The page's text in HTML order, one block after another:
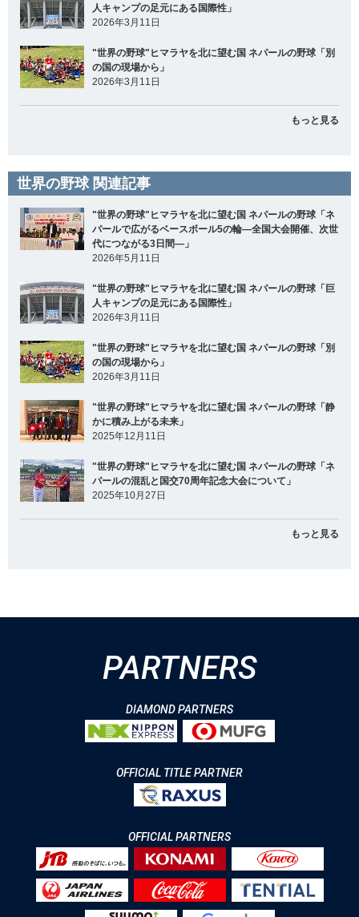
人キャンプの足元にある国際性」
2026年3月11日
"世界の野球"ヒマラヤを北に望む国 ネパールの野球「別
の国の現場から」
2026年3月11日
もっと見る
世界の野球 関連記事
"世界の野球"ヒマラヤを北に望む国 ネパールの野球「ネ
パールで広がるベースボール5の輪―全国大会開催、次世
代につながる3日間―」
2026年5月11日
"世界の野球"ヒマラヤを北に望む国 ネパールの野球「巨
人キャンプの足元にある国際性」
2026年3月11日
"世界の野球"ヒマラヤを北に望む国 ネパールの野球「別
の国の現場から」
2026年3月11日
"世界の野球"ヒマラヤを北に望む国 ネパールの野球「静
かに積み上がる未来」
2025年12月11日
"世界の野球"ヒマラヤを北に望む国 ネパールの野球「ネ
パールの混乱と国交70周年記念大会について」
2025年10月27日
もっと見る
PARTNERS
DIAMOND PARTNERS
OFFICIAL TITLE PARTNER
OFFICIAL PARTNERS